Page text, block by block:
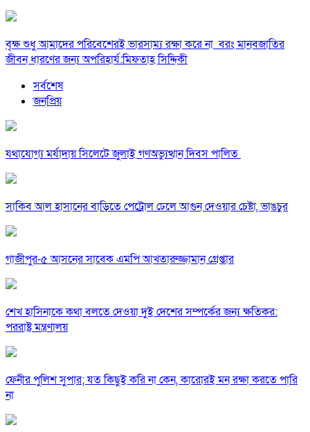
বৃক্ষ শুধু আমাদের পরিবেশেরই ভারসাম্য রক্ষা করে না বরং মানবজাতির
জীবন ধারণের জন্য অপরিহার্য:মিফতাহ সিদ্দিকী
সর্বশেষ
জনপ্রিয়
যথাযোগ্য মর্যাদায় সিলেটে জুলাই গণঅভ্যুত্থান দিবস পালিত
সাকিব আল হাসানের বাড়িতে পেট্রোল ঢেলে আগুন দেওয়ার চেষ্টা, ভাঙচুর
গাজীপুর-৫ আসনের সাবেক এমপি আখতারুজ্জামান গ্রেপ্তার
শেখ হাসিনাকে কথা বলতে দেওয়া দুই দেশের সম্পর্কের জন্য ক্ষতিকর:
পররাষ্ট্র মন্ত্রণালয়
ফেনীর পুলিশ সুপার; যত কিছুই করি না কেন, কারোরই মন রক্ষা করতে পারি
না